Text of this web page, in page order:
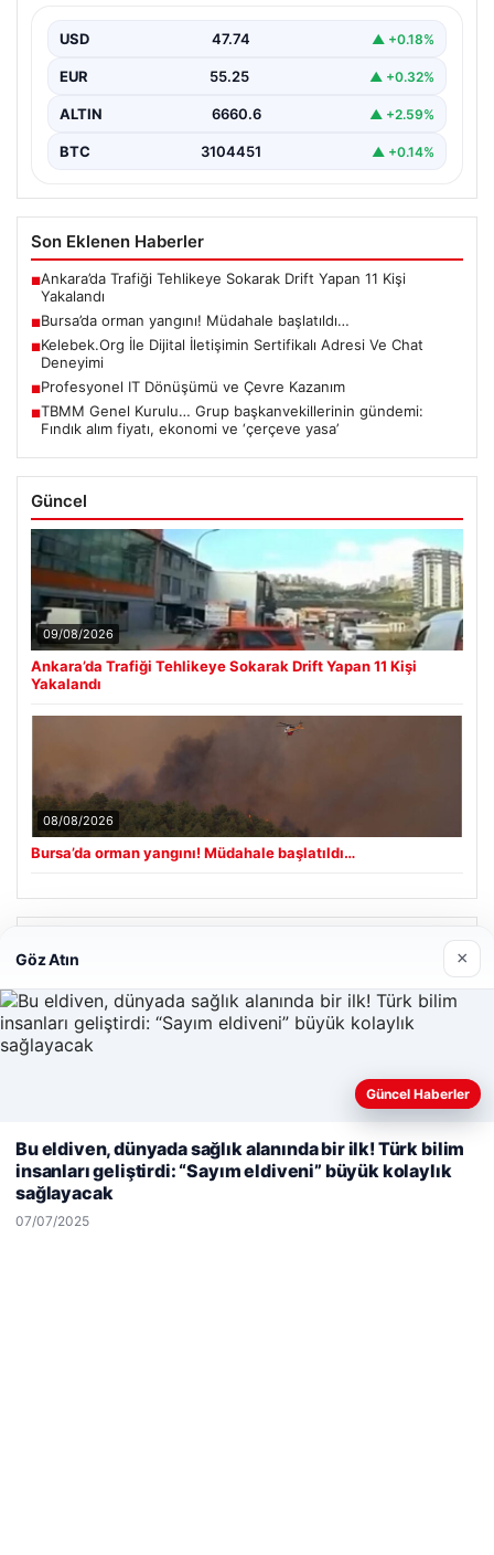
USD 47.74 ▲ +0.18%
EUR 55.25 ▲ +0.32%
ALTIN 6660.6 ▲ +2.59%
BTC 3104451 ▲ +0.14%
Son Eklenen Haberler
■Ankara’da Trafiği Tehlikeye Sokarak Drift Yapan 11 Kişi
Yakalandı
■Bursa’da orman yangını! Müdahale başlatıldı…
■Kelebek.Org İle Dijital İletişimin Sertifikalı Adresi Ve Chat
Deneyimi
■Profesyonel IT Dönüşümü ve Çevre Kazanım
■TBMM Genel Kurulu… Grup başkanvekillerinin gündemi:
Fındık alım fiyatı, ekonomi ve ‘çerçeve yasa’
Güncel
09/08/2026
Ankara’da Trafiği Tehlikeye Sokarak Drift Yapan 11 Kişi
Yakalandı
08/08/2026
Bursa’da orman yangını! Müdahale başlatıldı…
deneyiminizi kişiselleştirmek ve geliştirmek amacıyla çerezler
kullanıyoruz.Çerez Politikamız
Reddet
Göz Atın ×
Güncel Haberler
Bu eldiven, dünyada sağlık alanında bir ilk! Türk bilim
insanları geliştirdi: “Sayım eldiveni” büyük kolaylık
sağlayacak
07/07/2025